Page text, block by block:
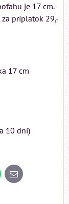
je 17 cm.
za príplatok 29,-
17 cm
10 dní)
E-
mail